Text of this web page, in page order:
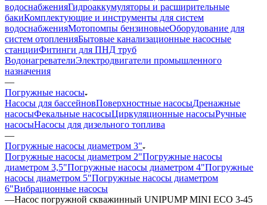
водоснабженияГидроаккумуляторы и расширительные
бакиКомплектующие и инструменты для систем
водоснабженияМотопомпы бензиновыеОборудование для
систем отопленияБытовые канализационные насосные
станцииФитинги для ПНД труб
ВодонагревателиЭлектродвигатели промышленного
назначения
—
Погружные насосы
Насосы для бассейновПоверхностные насосыДренажные
насосыФекальные насосыЦиркуляционные насосыРучные
насосыНасосы для дизельного топлива
—
Погружные насосы диаметром 3"
Погружные насосы диаметром 2"Погружные насосы
диаметром 3,5"Погружные насосы диаметром 4"Погружные
насосы диаметром 5"Погружные насосы диаметром
6"Вибрационные насосы
—Насос погружной скважинный UNIPUMP MINI ECO 3-45